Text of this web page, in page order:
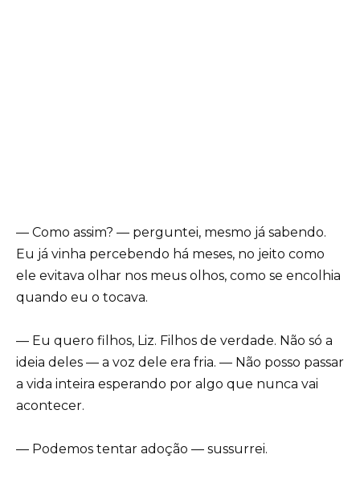
— Como assim? — perguntei, mesmo já sabendo.
Eu já vinha percebendo há meses, no jeito como
ele evitava olhar nos meus olhos, como se encolhia
quando eu o tocava.
— Eu quero filhos, Liz. Filhos de verdade. Não só a
ideia deles — a voz dele era fria. — Não posso passar
a vida inteira esperando por algo que nunca vai
acontecer.
— Podemos tentar adoção — sussurrei.